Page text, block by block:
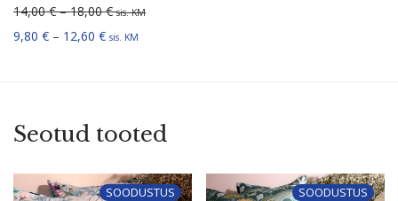
14,00€ – 18,00€Hinnavahemik: 14,00 € kuni 18,00 €
sis. KM
9,80 € – 12,60 €Hinnavahemik: 9,80 € kuni 12,60 €
sis. KM
Seotud tooted
SOODUSTUS SOODUSTUS